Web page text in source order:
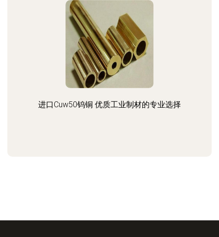
进口Cuw50钨铜 优质工业制材的专业选择